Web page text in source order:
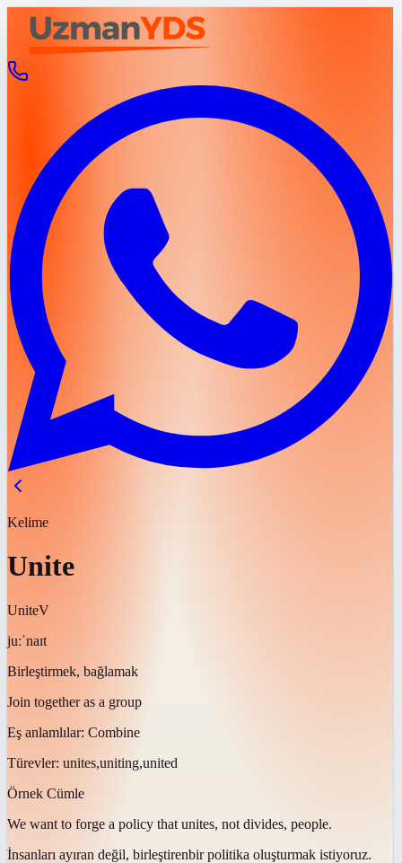
Kelime
Unite
UniteV
juːˈnaɪt
Birleştirmek, bağlamak
Join together as a group
Eş anlamlılar: Combine
Türevler: unites,uniting,united
Örnek Cümle
We want to forge a policy that unites, not divides, people.
İnsanları ayıran değil, birleştirenbir politika oluşturmak istiyoruz.